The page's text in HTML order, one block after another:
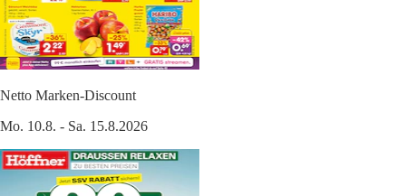
Netto Marken-Discount
Mo. 10.8. - Sa. 15.8.2026